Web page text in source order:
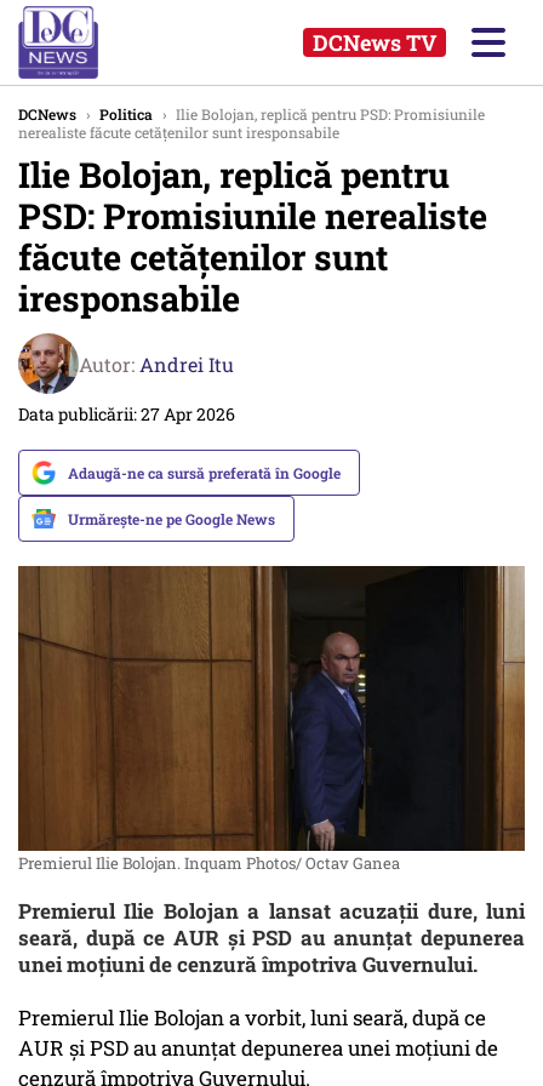
DCNews TV
DCNews › Politica › Ilie Bolojan, replică pentru PSD: Promisiunile
nerealiste făcute cetățenilor sunt iresponsabile
Ilie Bolojan, replică pentru
PSD: Promisiunile nerealiste
făcute cetățenilor sunt
iresponsabile
Autor: Andrei Itu
Data publicării: 27 Apr 2026
Adaugă-ne ca sursă preferată în Google
Urmărește-ne pe Google News
Premierul Ilie Bolojan. Inquam Photos/ Octav Ganea
Premierul Ilie Bolojan a lansat acuzații dure, luni
seară, după ce AUR și PSD au anunțat depunerea
unei moțiuni de cenzură împotriva Guvernului.
Premierul Ilie Bolojan a vorbit, luni seară, după ce
AUR și PSD au anunțat depunerea unei moțiuni de
cenzură împotriva Guvernului.